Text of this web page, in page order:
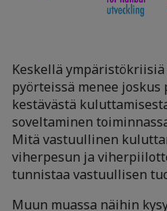
Keskellä
pyörteissä menee
kestävästä
soveltaminen
Mitä vastuullinen
viherpesun ja
tunnistaa vastuullisen
Muun muassa näihin